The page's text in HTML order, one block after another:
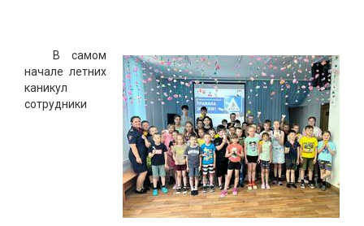
В самом
начале летних
каникул
сотрудники